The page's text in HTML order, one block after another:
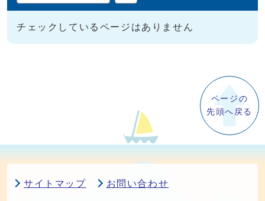
チェックしているページはありません
ページの
先頭へ戻る
サイトマップ お問い合わせ